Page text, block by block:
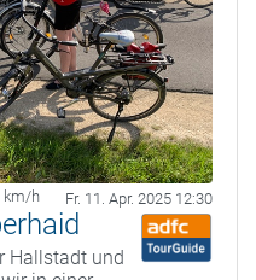
km/h Fr. 11. Apr. 2025 12:30
Hallstadt und